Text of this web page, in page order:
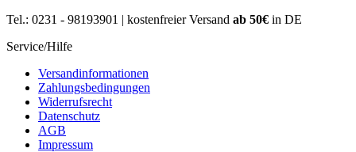
Tel.: 0231 - 98193901 | kostenfreier Versand ab 50€ in DE
Service/Hilfe
Versandinformationen
Zahlungsbedingungen
Widerrufsrecht
Datenschutz
AGB
Impressum